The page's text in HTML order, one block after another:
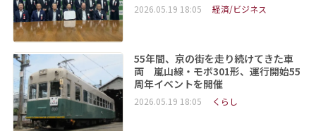
2026.05.19 18:05 経済/ビジネス
55年間、京の街を走り続けてきた車
両 嵐山線・モボ301形、運行開始55
周年イベントを開催
2026.05.19 18:05 くらし